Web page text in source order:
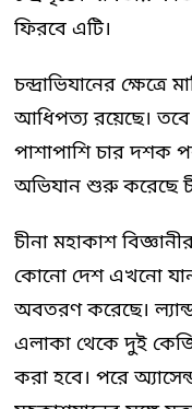
ফিরবে এটি।
চন্দ্রাভিযানের ক্ষেত্রে
আধিপত্য রয়েছে। তবে
পাশাপাশি চার দশক
অভিযান শুরু করেছে
চীনা মহাকাশ
কোনো দেশ এখনো যান
অবতরণ করেছে।
এলাকা থেকে দুই
করা হবে। পরে